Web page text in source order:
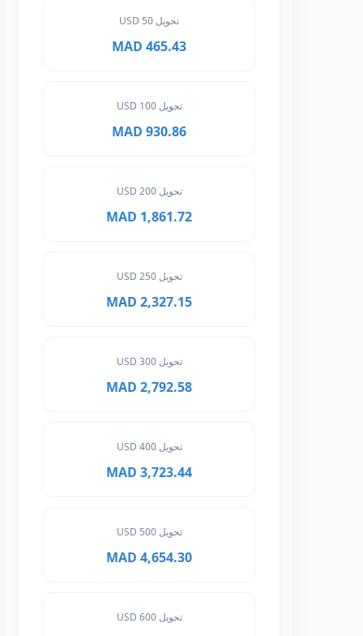
465.43 MAD
تحويل 100 USD
930.86 MAD
تحويل 200 USD
1,861.72 MAD
تحويل 250 USD
2,327.15 MAD
تحويل 300 USD
2,792.58 MAD
تحويل 400 USD
3,723.44 MAD
تحويل 500 USD
4,654.30 MAD
تحويل 600 USD